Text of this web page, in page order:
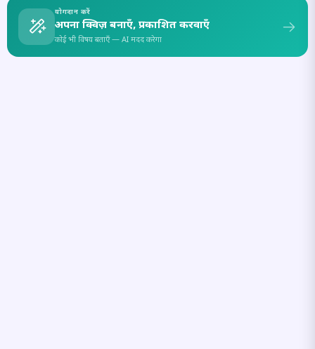
योगदान करें
अपना क्विज़ बनाएँ, प्रकाशित करवाएँ
कोई भी विषय बताएँ — AI मदद करेगा